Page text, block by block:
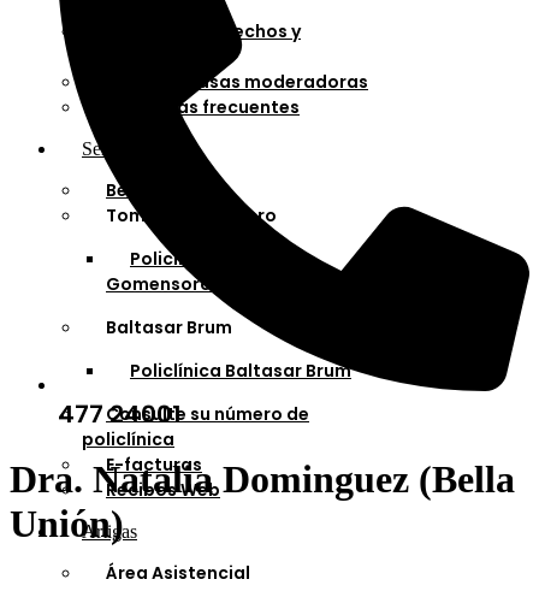
Cartilla de derechos y
Cuotas y tasas moderadoras
Preguntas frecuentes
Servicios
Bella Unión
Tomás Gomensoro
Policlínica Tomás
Gomensoro
Baltasar Brum
Policlínica Baltasar Brum
Consulte su número de
policlínica
E-facturas
Recibos Web
Artigas
Área Asistencial
477 24001
Dra. Natalia Dominguez (Bella
Unión)